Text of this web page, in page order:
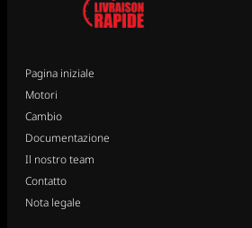
Pagina iniziale
Motori
Cambio
Documentazione
Il nostro team
Contatto
Nota legale